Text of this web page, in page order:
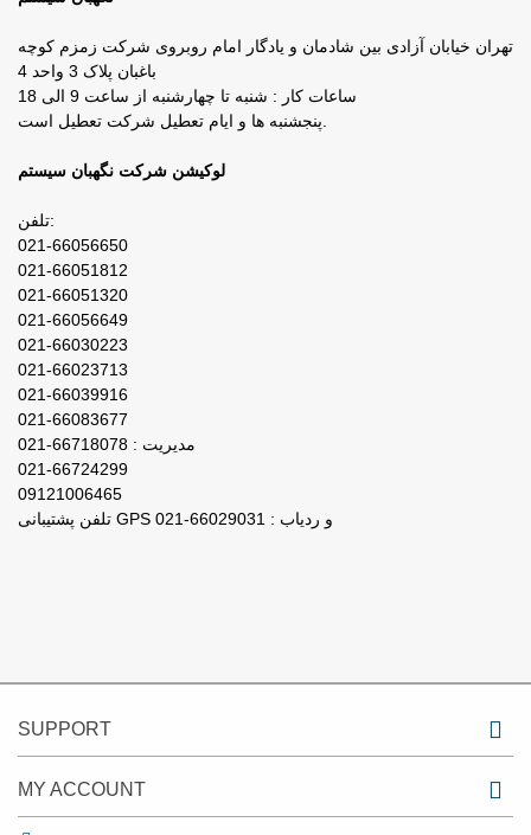
تهران خیابان آزادی بین شادمان و یادگار امام روبروی شرکت زمزم کوچه
باغبان پلاک 3 واحد 4
لوکیشن شرکت نگهبان سیستم
تلفن:
021-66056650
021-66051812
021-66051320
021-66056649
021-66030223
021-66023713
021-66039916
021-66083677
مدیریت : 66718078-021
021-66724299
09121006465
تلفن پشتیبانی GPS و ردیاب : 66029031-021
SUPPORT
MY ACCOUNT